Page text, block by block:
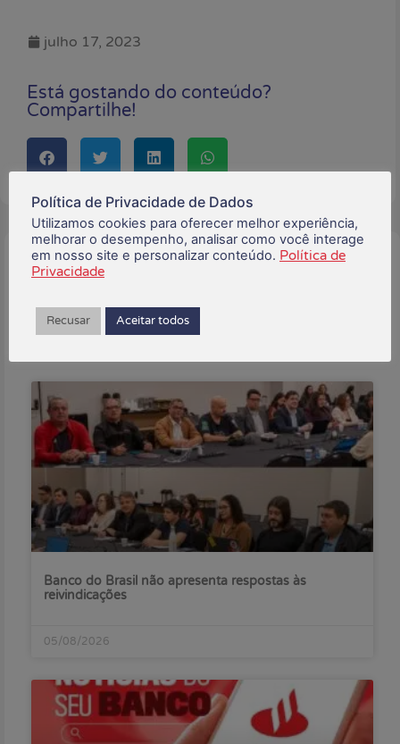
julho 17, 2023
Está gostando do conteúdo?
Compartilhe!
Buscar:
Banco do Brasil não apresenta respostas às
reivindicações
05/08/2026
Política de Privacidade de Dados
Utilizamos cookies para oferecer melhor experiência,
melhorar o desempenho, analisar como você interage
em nosso site e personalizar conteúdo. Política de
Privacidade
Recusar Aceitar todos